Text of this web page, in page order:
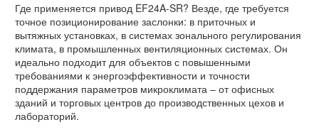
Где применяется привод EF24A-SR? Везде, где требуется
точное позиционирование заслонки: в приточных и
вытяжных установках, в системах зонального регулирования
климата, в промышленных вентиляционных системах. Он
идеально подходит для объектов с повышенными
требованиями к энергоэффективности и точности
поддержания параметров микроклимата – от офисных
зданий и торговых центров до производственных цехов и
лабораторий.